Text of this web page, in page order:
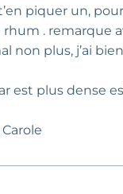
piquer un,
. remarque
non plus, j’ai
est plus dense